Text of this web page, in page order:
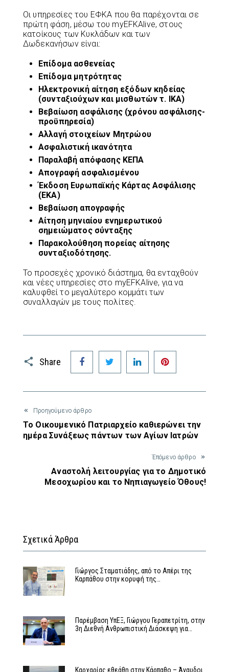
Οι υπηρεσίες του ΕΦΚΑ που θα παρέχονται σε
πρώτη φάση, μέσω του myEFKAlive, στους
κατοίκους των Κυκλάδων και των
Δωδεκανήσων είναι:
Επίδομα ασθενείας
Επίδομα μητρότητας
Ηλεκτρονική αίτηση εξόδων κηδείας
(συνταξιούχων και μισθωτών τ. ΙΚΑ)
Βεβαίωση ασφάλισης (χρόνου ασφάλισης-
προϋπηρεσία)
Αλλαγή στοιχείων Μητρώου
Ασφαλιστική ικανότητα
Παραλαβή απόφασης ΚΕΠΑ
Απογραφή ασφαλισμένου
Έκδοση Ευρωπαϊκής Κάρτας Ασφάλισης
(ΕΚΑ)
Βεβαίωση απογραφής
Αίτηση μηνιαίου ενημερωτικού
σημειώματος σύνταξης
Παρακολούθηση πορείας αίτησης
συνταξιοδότησης.
Το προσεχές χρονικό διάστημα, θα ενταχθούν
και νέες υπηρεσίες στο myEFKAlive, για να
καλυφθεί το μεγαλύτερο κομμάτι των
συναλλαγών με τους πολίτες.
Share
Facebook Twitter LinkedIn
Προηγούμενο άρθρο
Το Οικουμενικό Πατριαρχείο καθιερώνει την
ημέρα Συνάξεως πάντων των Αγίων Ιατρών
Έπόμενο άρθρο
Αναστολή λειτουργίας για το Δημοτικό
Μεσοχωρίου και το Νηπιαγωγείο Όθους!
Σχετικά Άρθρα
Γιώργος Σταματιάδης, από το Απέρι της
Καρπάθου στην κορυφή της…
Παρέμβαση ΥπΕΞ, Γιώργου Γεραπετρίτη, στην
3η Διεθνή Ανθρωπιστική Διάσκεψη για…
Καρχαρίας εθεάθη στην Κάρπαθο – Άναυδοι